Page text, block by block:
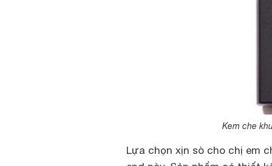
Kem che
Lựa chọn xịn sò cho chị em